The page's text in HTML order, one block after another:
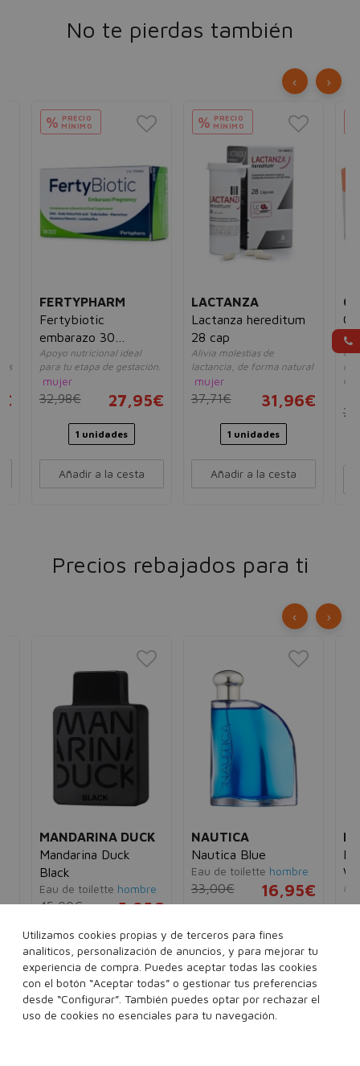
No te pierdas también
% PRECIO
MÍNIMO
FERTYPHARM
Fertybiotic
embarazo 30
capsulas
Apoyo nutricional ideal
para tu etapa de gestación.
mujer
32,98€ 27,95€
1 unidades
Añadir a la cesta
% PRECIO
MÍNIMO
LACTANZA
Lactanza hereditum
28 cap
Alivia molestias de
lactancia, de forma natural
mujer
37,71€ 31,96€
1 unidades
Añadir a la cesta
‹ ›
Precios rebajados para ti
MANDARINA DUCK
Mandarina Duck
Black
Eau de toilette hombre
45,00€ 5,95€
50 ml 100 ml
Añadir a la cesta
NAUTICA
Nautica Blue
Eau de toilette hombre
33,00€ 16,95€
Añadir a la cesta
‹ ›
Utilizamos cookies propias y de terceros para fines
analíticos, personalización de anuncios, y para mejorar tu
experiencia de compra. Puedes aceptar todas las cookies
con el botón “Aceptar todas” o gestionar tus preferencias
desde “Configurar”. También puedes optar por rechazar el
uso de cookies no esenciales para tu navegación.